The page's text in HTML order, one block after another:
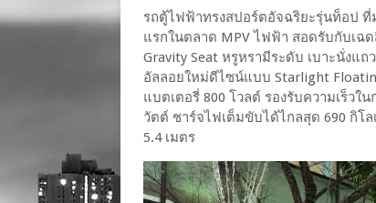
รถตู้ไฟฟ้าทรงสปอร์ตอัจฉริยะรุ่นท็อป
แรกในตลาด MPV ไฟฟ้า สอดรับกับเฉ
Gravity Seat หรูหรามีระดับ เบาะนั่งแ
อัลลอยใหม่ดีไซน์แบบ Starlight
แบตเตอรี่ 800 โวลต์ รองรับความเร็วใ
วัตต์ ชาร์จไฟเต็มขับได้ไกลสุด 690 กิโล
5.4 เมตร